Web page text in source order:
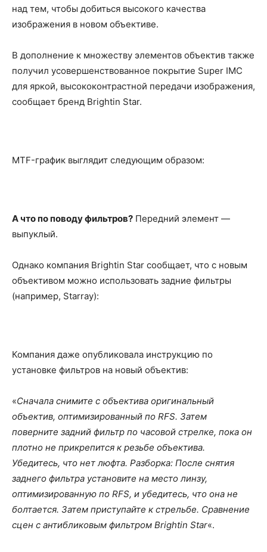
над тем, чтобы добиться высокого качества
изображения в новом объективе.
В дополнение к множеству элементов объектив также
получил усовершенствованное покрытие Super IMC
для яркой, высококонтрастной передачи изображения,
сообщает бренд Brightin Star.
MTF-график выглядит следующим образом:
А что по поводу фильтров? Передний элемент —
выпуклый.
Однако компания Brightin Star сообщает, что с новым
объективом можно использовать задние фильтры
(например, Starray):
Компания даже опубликовала инструкцию по
установке фильтров на новый объектив:
«Сначала снимите с объектива оригинальный
объектив, оптимизированный по RFS. Затем
поверните задний фильтр по часовой стрелке, пока он
плотно не прикрепится к резьбе объектива.
Убедитесь, что нет люфта. Разборка: После снятия
заднего фильтра установите на место линзу,
оптимизированную по RFS, и убедитесь, что она не
болтается. Затем приступайте к стрельбе. Сравнение
сцен с антибликовым фильтром Brightin Star«.